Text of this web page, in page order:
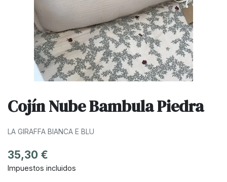
Cojín Nube Bambula Piedra
LA GIRAFFA BIANCA E BLU
35,30 €
Impuestos incluidos